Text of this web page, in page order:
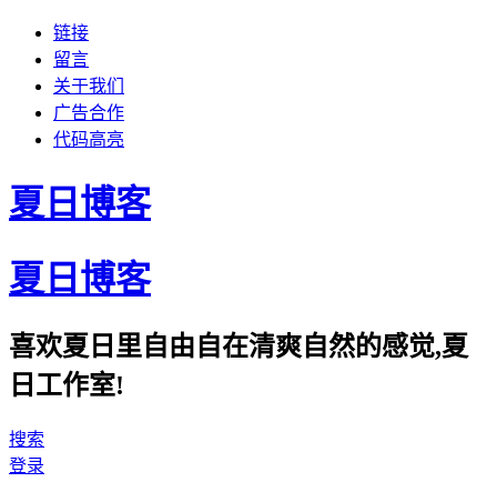
链接
留言
关于我们
广告合作
代码高亮
夏日博客
夏日博客
喜欢夏日里自由自在清爽自然的感觉,夏
日工作室!
搜索
登录